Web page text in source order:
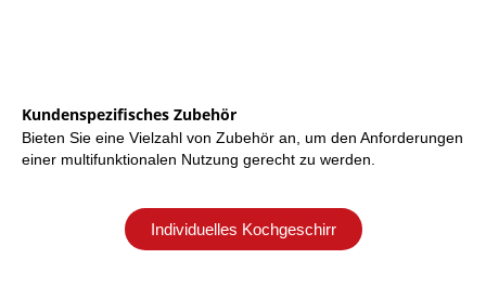
Kundenspezifisches Zubehör
Bieten Sie eine Vielzahl von Zubehör an, um den Anforderungen
einer multifunktionalen Nutzung gerecht zu werden.
Individuelles Kochgeschirr